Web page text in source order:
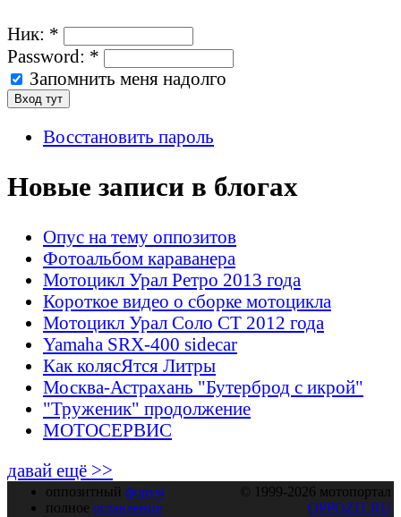
Ник: *
Password: *
Запомнить меня надолго
Восстановить пароль
Новые записи в блогах
Опус на тему оппозитов
Фотоальбом караванера
Мотоцикл Урал Ретро 2013 года
Короткое видео о сборке мотоцикла
Мотоцикл Урал Соло СТ 2012 года
Yamaha SRX-400 sidecar
Как колясЯтся Литры
Москва-Астрахань "Бутерброд с икрой"
"Труженик" продолжение
МОТОСЕРВИС
давай ещё >>
оппозитный форум
полное оглавление
© 1999-2026 мотопортал
OPPOZIT.RU